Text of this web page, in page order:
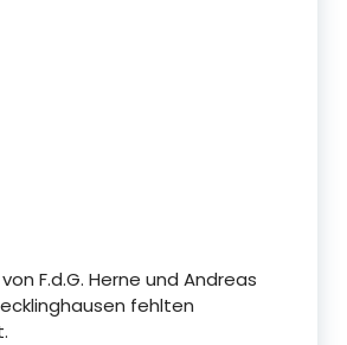
F.d.G. Herne und Andreas
fehlten